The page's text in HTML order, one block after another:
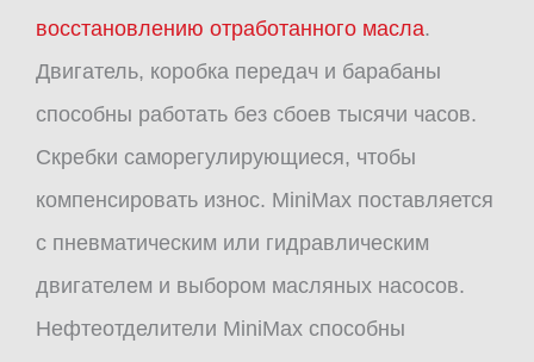
восстановлению отработанного масла.
Двигатель, коробка передач и барабаны
способны работать без сбоев тысячи часов.
Скребки саморегулирующиеся, чтобы
компенсировать износ. MiniMax поставляется
с пневматическим или гидравлическим
двигателем и выбором масляных насосов.
Нефтеотделители MiniMax способны